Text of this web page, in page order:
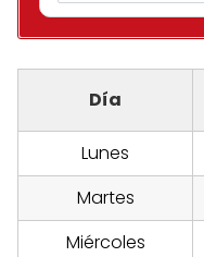
Día
Lunes
Martes
Miércoles